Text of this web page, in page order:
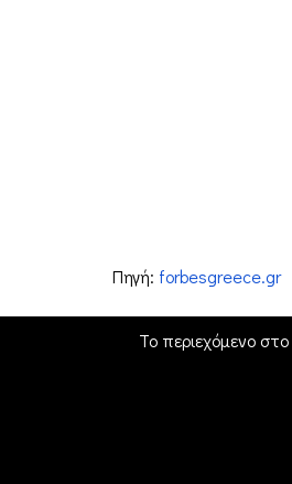
Πηγή: forbesgreece.gr
Το περιεχόμενο στο